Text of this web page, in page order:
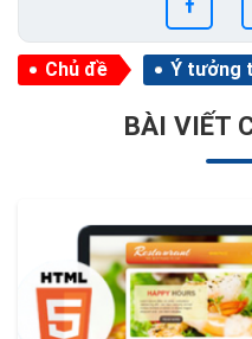
Chủ đề Ý tưởng
BÀI VIẾT